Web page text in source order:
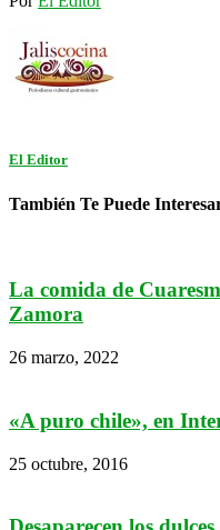
El Editor
También Te Puede
La comida de
Zamora
26 marzo, 2022
«A puro chile», en
25 octubre, 2016